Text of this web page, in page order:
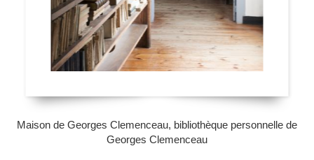
Maison de Georges Clemenceau, bibliothèque personnelle de
Georges Clemenceau